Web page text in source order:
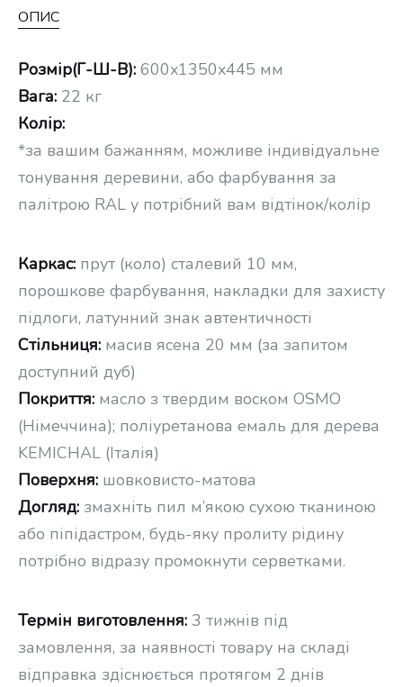
ОПИС
Розмір(Г-Ш-В): 600x1350x445 мм
Вага: 22 кг
Колір:
*за вашим бажанням, можливе індивідуальне
тонування деревини, або фарбування за
палітрою RAL у потрібний вам відтінок/колір
Каркас: прут (коло) сталевий 10 мм,
порошкове фарбування, накладки для захисту
підлоги, латунний знак автентичності
Стільниця: масив ясена 20 мм (за запитом
доступний дуб)
Покриття: масло з твердим воском OSMO
(Німеччина); поліуретанова емаль для дерева
KEMICHAL (Італія)
Поверхня: шовковисто-матова
Догляд: змахніть пил м’якою сухою тканиною
або піпідастром, будь-яку пролиту рідину
потрібно відразу промокнути серветками.
Термін виготовлення: 3 тижнів під
замовлення, за наявності товару на складі
відправка здіснюється протягом 2 днів